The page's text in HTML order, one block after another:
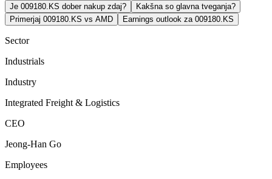
Je 009180.KS dober nakup zdaj?
Kakšna so glavna tveganja?
Primerjaj 009180.KS vs AMD
Earnings outlook za 009180.KS
Sector
Industrials
Industry
Integrated Freight & Logistics
CEO
Jeong-Han Go
Employees